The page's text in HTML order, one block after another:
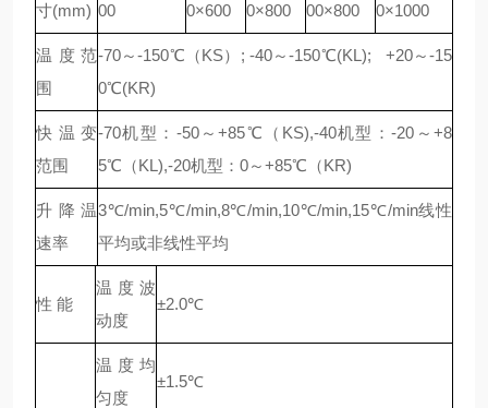
寸(mm) 00
0×600
0×800
00×800
0×1000
温度范
围
-70～-150℃（KS）; -40～-150℃(KL); +20～-15
0℃(KR)
快温变
范围
-70机型：-50～+85℃（KS),-40机型：-20～+8
5℃（KL),-20机型：0～+85℃（KR)
升降温
速率
3℃/min,5℃/min,8℃/min,10℃/min,15℃/min线性
平均或非线性平均
性 能
温度波
动度
±2.0℃
温度均
匀度
±1.5℃